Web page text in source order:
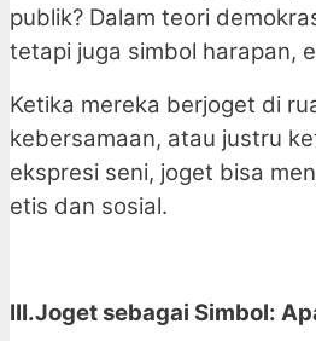
publik? Dalam teori
tetapi juga simbol harapan,
Ketika mereka berjoget di
kebersamaan, atau justru
ekspresi seni, joget bisa
etis dan sosial.
III.Joget sebagai Simbol: